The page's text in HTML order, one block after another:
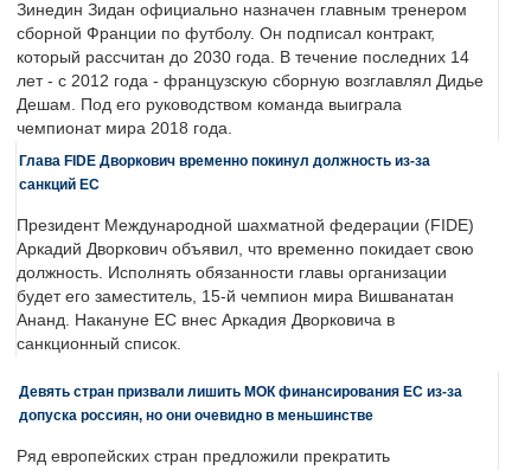
Зинедин Зидан официально назначен главным тренером
сборной Франции по футболу. Он подписал контракт,
который рассчитан до 2030 года. В течение последних 14
лет - с 2012 года - французскую сборную возглавлял Дидье
Дешам. Под его руководством команда выиграла
чемпионат мира 2018 года.
Глава FIDE Дворкович временно покинул должность из-за
санкций ЕС
Президент Международной шахматной федерации (FIDE)
Аркадий Дворкович объявил, что временно покидает свою
должность. Исполнять обязанности главы организации
будет его заместитель, 15-й чемпион мира Вишванатан
Ананд. Накануне ЕС внес Аркадия Дворковича в
санкционный список.
Девять стран призвали лишить МОК финансирования ЕС из-за
допуска россиян, но они очевидно в меньшинстве
Ряд европейских стран предложили прекратить